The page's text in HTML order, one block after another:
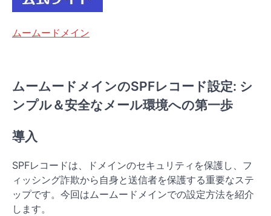
ムームードメイン
ムームードメインのSPFレコード設定: シ
ンプル＆安全なメール環境への第一歩
導入
SPFレコードは、ドメインのセキュリティを保護し、フ
ィッシング詐欺から自身と送信者を保護する重要なステ
ップです。今回はムームードメインでの設定方法を紹介
します。